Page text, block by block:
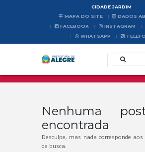
CIDADE JARDIM
MAPA DO SITE
DADOS
FACEBOOK
INSTAGRAM
WHATSAPP
Nenhuma
encontrada
Desculpe, mas nada corresponde
de busca.